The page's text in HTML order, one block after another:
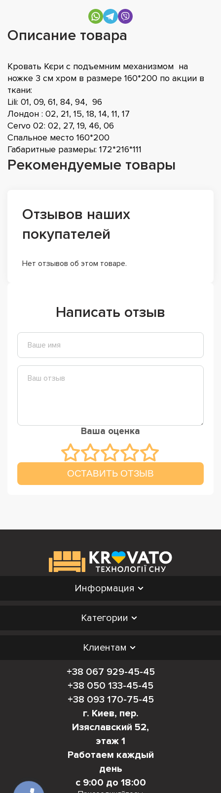
Описание товара
Кровать Кєри с подъемним механизмом на
ножке 3 см хром в размере 160*200 по акции в
ткани:
Lili: 01, 09, 61, 84, 94, 96
Лондон : 02, 21, 15, 18, 14, 11, 17
Cervo 02: 02, 27, 19, 46, 06
Спальное место 160*200
Габаритные размеры: 172*216*111
Рекомендуемые товары
Отзывов наших
покупателей
Нет отзывов об этом товаре.
Написать отзыв
Ваша оценка
ОСТАВИТЬ ОТЗЫВ
Информация
Категории
Клиентам
+38 067 929-45-45
+38 050 133-45-45
+38 093 170-75-45
г. Киев, пер.
Изяславский 52,
этаж 1
Работаем каждый
день
с 9:00 до 18:00